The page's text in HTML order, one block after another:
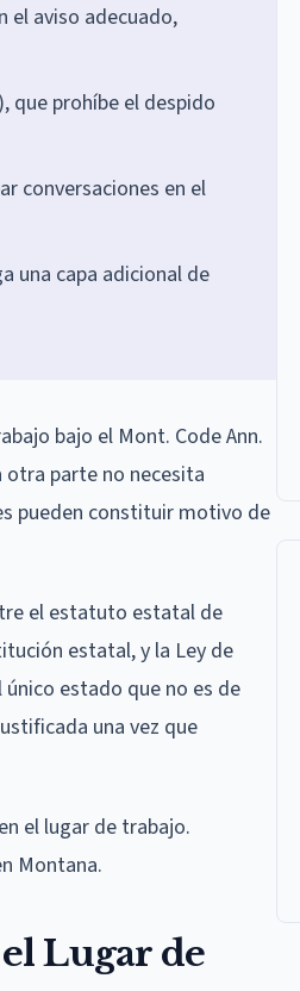
el aviso adecuado,
que prohíbe el despido
conversaciones en el
una capa adicional de
bajo el Mont. Code Ann.
otra parte no necesita
pueden constituir motivo de
el estatuto estatal de
estatal, y la Ley de
estado que no es de
una vez que
el lugar de trabajo.
Montana.
Lugar de